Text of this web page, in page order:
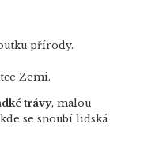
přírody.
Zemi.
trávy, malou
se snoubí lidská